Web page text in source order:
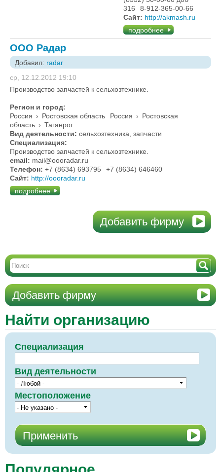
316
8-912-365-00-66
Сайт: http://akmash.ru
подробнее
ООО Радар
Добавил: radar
ср, 12.12.2012 19:10
Производство запчастей к сельхозтехнике.
Регион и город:
Россия › Ростовская область Россия › Ростовская
область › Таганрог
Вид деятельности: сельхозтехника, запчасти
Специализация:
Производство запчастей к сельхозтехнике.
email: mail@oooradar.ru
Телефон: +7 (8634) 693795
+7 (8634) 646460
Сайт: http://oooradar.ru
подробнее
Добавить фирму
Добавить фирму
Найти организацию
Специализация
Вид деятельности
Местоположение